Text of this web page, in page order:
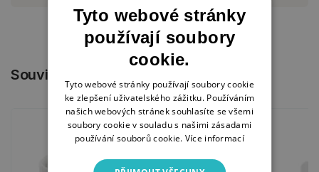
Související produkty
Tyto webové stránky
používají soubory
cookie.
Tyto webové stránky používají soubory cookie
ke zlepšení uživatelského zážitku. Používáním
našich webových stránek souhlasíte se všemi
soubory cookie v souladu s našimi zásadami
používání souborů cookie. Více informací